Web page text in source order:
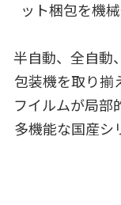
ット梱包を機
半自動、全自動
包装機を取り揃
フイルムが局部
多機能な国産シ